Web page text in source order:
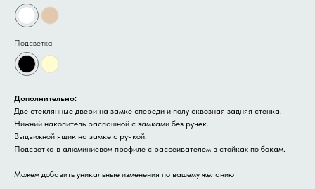
Подсветка
Дополнительно:
Две стеклянные двери на замке спереди и полу сквозная задняя стенка.
Нижний накопитель распашной с замками без ручек.
Выдвижной ящик на замке с ручкой.
Подсветка в алюминиевом профиле с рассеивателем в стойках по бокам.
Можем добавить уникальные изменения по вашему желанию